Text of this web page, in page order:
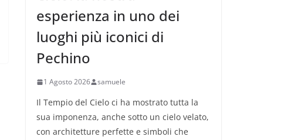
esperienza in uno dei
luoghi più iconici di
Pechino
1 Agosto 2026 samuele
Il Tempio del Cielo ci ha mostrato tutta la
sua imponenza, anche sotto un cielo velato,
con architetture perfette e simboli che